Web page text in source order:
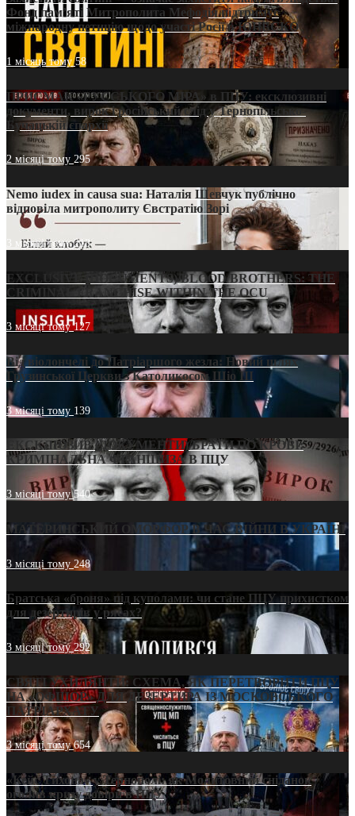
Фонд пам’яті Митрополита Мефодія підтримує
міжнародну петицію щодо участі Росії в ЮНЕСКО
1 місяць тому58
ПРИСМАК «РУССЬКОГО МІРА» в ПЦУ: ексклюзивні
документи, вирок і російський слід у Тернопільсько-
Бучацькій єпархії
2 місяці тому 295
Nemo iudex in causa sua: Наталія Шевчук публічно
відповіла митрополиту Євстратію Зорі
3 місяці тому213
EXCLUSIVE (DOCUMENTS)/BLOOD BROTHERS: THE
CRIMINAL FRANCHISE WITHIN THE OCU
3 місяці тому127
Від віолончелі до Патріаршого жезла: Новий шлях
Грузинської Церкви з Католикосом Шіо III
3 місяці тому 139
ЕКСКЛЮЗИВ (ДОКУМЕНТИ)/БРАТИ ПО КРОВІ:
КРИМІНАЛЬНА ФРАНШИЗА В ПЦУ
3 місяці тому540
МАТЕРИНСЬКИЙ ОМОРФОР В ЧАС ВІЙНИ В УКРАЇНІ
3 місяці тому248
Братська «броня» під куполами: чи стане ПЦУ прихистком
для дезертирів у рясах?
3 місяці тому292
СВЯТІ УХИЛЯНТИ: СХЕМА, ЯК ПЕРЕТВОРИТИ ПЦУ
НА «ОФШОР» ДЛЯ ДЕЗЕРТИРА ІЗ МОСКОВСЬКОГО
ПАТРІАРХАТУ
3 місяці тому654
«Кейс Тихона» у Тернополі: як Молитовний сніданок
оголив кризу довіри в ПЦУ